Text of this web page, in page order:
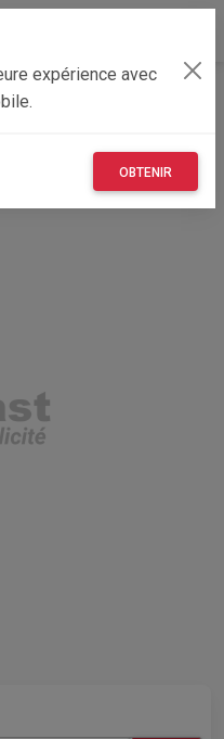
expérience avec
OBTENIR